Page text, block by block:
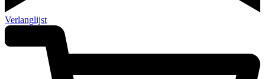
Verlanglijst